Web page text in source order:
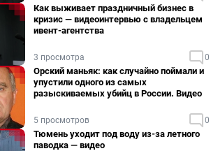
Как выживает праздничный бизнес в
кризис — видеоинтервью с владельцем
ивент-агентства
3 просмотра 0
Орский маньяк: как случайно поймали и
упустили одного из самых
разыскиваемых убийц в России. Видео
5 просмотров 0
Тюмень уходит под воду из-за летного
паводка — видео